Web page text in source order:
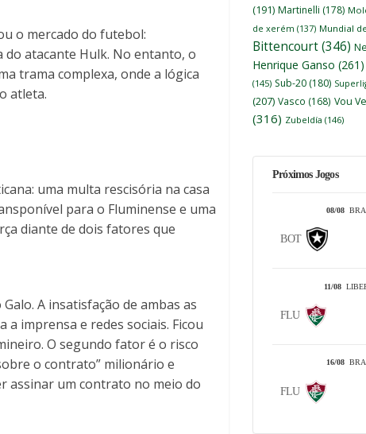
o mercado do futebol:
atacante Hulk. No entanto, o
trama complexa, onde a lógica
atleta.
uma multa rescisória na casa
para o Fluminense e uma
diante de dois fatores que
A insatisfação de ambas as
imprensa e redes sociais. Ficou
O segundo fator é o risco
o contrato” milionário e
assinar um contrato no meio do
(191) Martinelli (178)
de xerém (137) Mundial
Bittencourt(346)
Henrique Ganso (261)
(145) Sub-20 (180)
(207) Vasco (168) Vou
(316) Zubeldía (146)
Próximos Jogos
08/08
BOT
11/08
FLU
16/08
FLU